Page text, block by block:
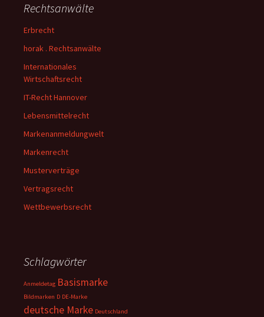
Rechtsanwälte
Erbrecht
horak . Rechtsanwälte
Internationales
Wirtschaftsrecht
IT-Recht Hannover
Lebensmittelrecht
Markenanmeldungwelt
Markenrecht
Musterverträge
Vertragsrecht
Wettbewerbsrecht
Schlagwörter
Anmeldetag Basismarke
Bildmarken D DE-Marke
deutsche Marke Deutschland